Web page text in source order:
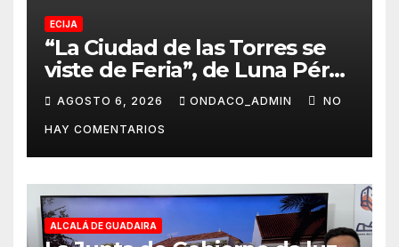
ECIJA
“La Ciudad de las Torres se
viste de Feria”, de Luna Pérez
Flores, cartel anunciador de
la Real Feria de Écija 2026
AGOSTO 6, 2026 ONDACO_ADMIN NO
HAY COMENTARIOS
ALCALÁ DE GUADAIRA